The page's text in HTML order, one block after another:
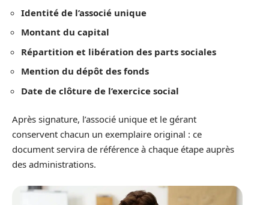
Identité de l’associé unique
Montant du capital
Répartition et libération des parts sociales
Mention du dépôt des fonds
Date de clôture de l’exercice social
Après signature, l’associé unique et le gérant
conservent chacun un exemplaire original : ce
document servira de référence à chaque étape auprès
des administrations.